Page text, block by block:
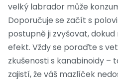
velký labrador může
Doporučuje se začít s
postupně ji zvyšovat,
efekt. Vždy se poraďte s
zkušenosti s kanabinoidy –
zajistí, že váš mazlíček